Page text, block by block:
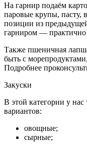
На гарнир подаём
паровые крупы,
позиции из
гарниром —
Также пшеничная
быть с
Подробнее
Закуски
В этой категории у
вариантов:
овощные;
сырные;